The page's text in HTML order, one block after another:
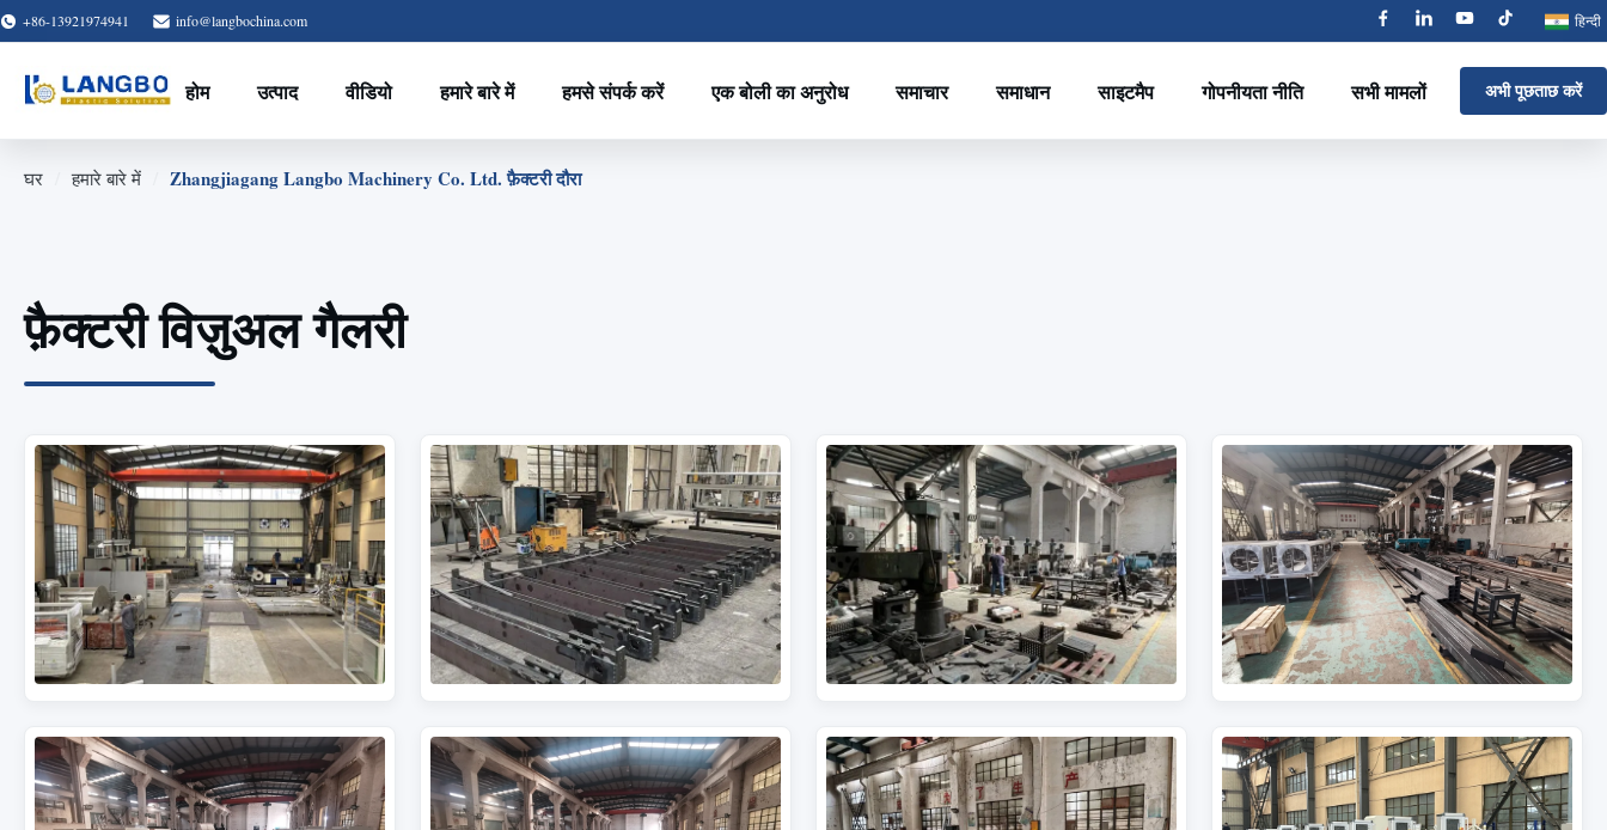
+86-13921974941 info@langbochina.com हिन्दी
होम उत्पाद वीडियो हमारे बारे में हमसे संपर्क करें एक बोली का अनुरोध समाचार समाधान साइटमैप गोपनीयता नीति सभी मामलों अभी पूछताछ करें
घर हमारे बारे में Zhangjiagang Langbo Machinery Co. Ltd. फ़ैक्टरी दौरा
फ़ैक्टरी विज़ुअल गैलरी